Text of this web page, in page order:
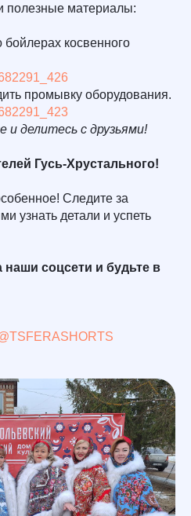
полезные материалы:
бойлерах косвенного
промывку оборудования.
делитесь с друзьями!
Гусь-Хрустального!
Следите за
узнать детали и успеть
соцсети и будьте в